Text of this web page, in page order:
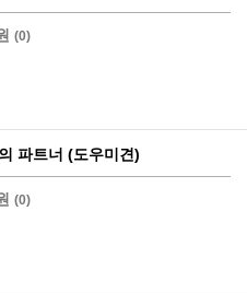
(0)
파트너 (도우미견)
(0)